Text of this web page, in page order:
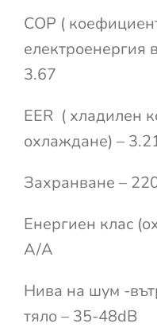
COP (
електроенергия
3.67
EER ( хладилен
охлаждане) –
Захранване –
Енергиен клас
A/A
Нива на шум -
тяло – 35-48dB